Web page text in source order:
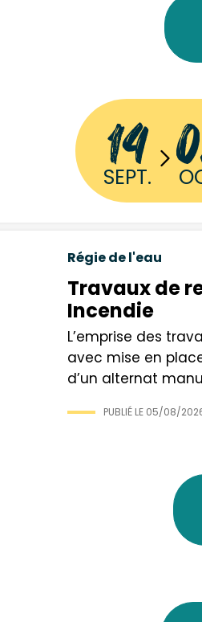
14
SEPT.
Régie de l'eau
Travaux de
Incendie
L’emprise des
avec mise en
d’un alternat
PUBLIÉ LE 05/08/